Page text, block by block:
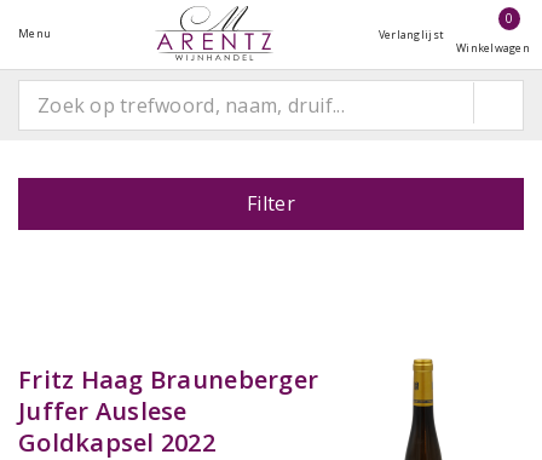
Menu Verlanglijst
0
Winkelwagen
Filter
Fritz Haag Brauneberger
Juffer Auslese
Goldkapsel 2022